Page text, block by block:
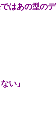
はあの型の
い」